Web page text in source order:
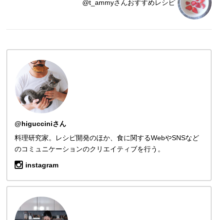
@t_ammyさんおすすめレシピ
@higucciniさん
料理研究家。レシピ開発のほか、食に関するWebやSNSなど
のコミュニケーションのクリエイティブを行う。
instagram